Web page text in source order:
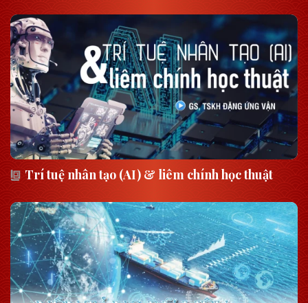
Trí tuệ nhân tạo (AI) & liêm chính học thuật